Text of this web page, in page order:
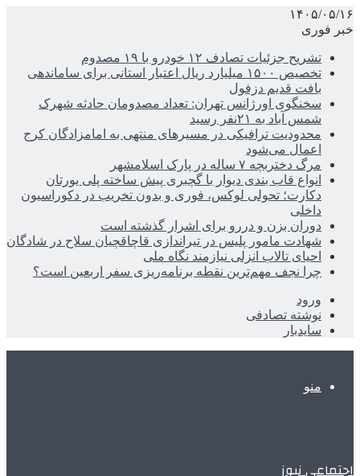
۱۴۰۵/۰۵/۱۶
خبر فوری
تشریح جزئیات تصادف ۱۲ خودرو با ۱۹ مصدوم
تخصیص ۱۵۰۰ میلیارد ریال اعتبار استانی برای ساماندهی
بافت قدیم دزفول
سخنگوی اورژانس تهران: تعداد مصدومان حادثه شهرک
شمس آباد به ۲۱نفر رسید
محدودیت ترافیکی در مسیرهای منتهی به امامزادگان کرج
اعمال می‌شود
مرگ دختربچه ۷ ساله در پارک اسلامشهر
انواع قاب بندی دیوار با گچبری پیش ساخته پلی یورتان
دکارت؛ تحولی لوکس، فوری و بدون تخریب در دکوراسیون
داخلی
دوران بزن و دررو برای اشرار گذشته است
شهادت مامور پلیس در تیراندازی قاچاقچیان سلاح در شادگان
احیای تالاب انزلی نیازمند نگاه ملی
چرا نجف مهم‌ترین نقطه برنامه‌ریزی سفر اربعین است؟
ورود
نوشته تصادفی
سایدبار
منو
اجتماعی نیوز